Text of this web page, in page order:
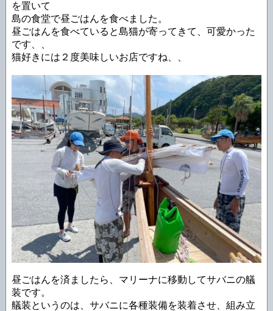
を置いて
島の食堂で昼ごはんを食べました。
昼ごはんを食べていると島猫が寄ってきて、可愛かった
です、、
猫好きには２度美味しいお店ですね、、
昼ごはんを済ましたら、マリーナに移動してサバニの艤
装です。
艤装というのは、サバニに各種装備を装着させ、組み立